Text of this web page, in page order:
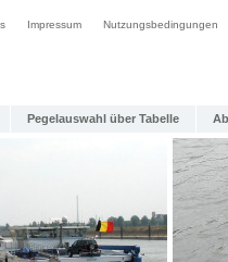
Impressum Nutzungsbedingungen
Pegelauswahl über Tabelle